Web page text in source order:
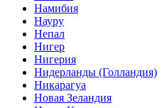
Намибия
Науру
Непал
Нигер
Нигерия
Нидерланды (Голландия)
Никарагуа
Новая Зеландия